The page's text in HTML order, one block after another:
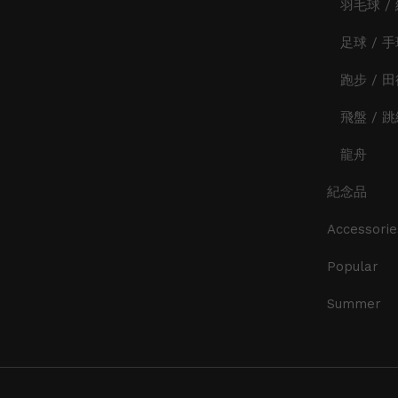
羽毛球 /
足球 / 手
跑步 / 田
飛盤 / 跳
龍舟
紀念品
Popular
Summer